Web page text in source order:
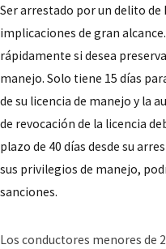
Ser arrestado por un delito de
implicaciones de gran
rápidamente si desea
manejo. Solo tiene 15 días
de su licencia de manejo y la
de revocación de la licencia
plazo de 40 días desde su
sus privilegios de manejo,
sanciones.
Los conductores menores de